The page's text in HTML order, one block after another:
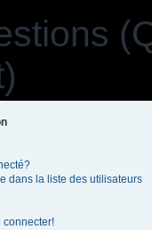
dans la liste des utilisateurs
connecter!